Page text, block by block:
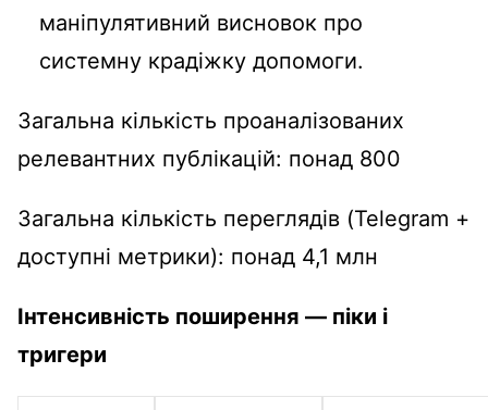
маніпулятивний висновок про
системну крадіжку допомоги.
Загальна кількість проаналізованих
релевантних публікацій: понад 800
Загальна кількість переглядів (Telegram +
доступні метрики): понад 4,1 млн
Інтенсивність поширення — піки і
тригери